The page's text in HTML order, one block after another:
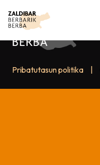
Pribatutasun politika